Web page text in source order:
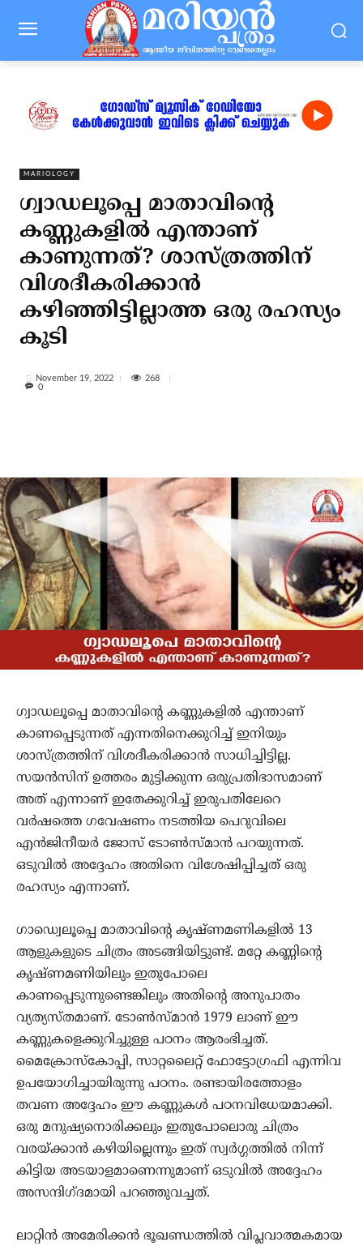
MARIOLOGY
ഗ്വാഡലൂപ്പെ മാതാവിന്റെ
കണ്ണുകളില്‍ എന്താണ്
കാണുന്നത്? ശാസ്ത്രത്തിന്
വിശദീകരിക്കാന്‍
കഴിഞ്ഞിട്ടില്ലാത്ത ഒരു രഹസ്യം
കൂടി
November 19, 2022
268
0
ഗ്വാഡലൂപ്പെ മാതാവിന്റെ കണ്ണുകളില്‍ എന്താണ്
കാണപ്പെടുന്നത് എന്നതിനെക്കുറിച്ച് ഇനിയും
ശാസ്ത്രത്തിന് വിശദീകരിക്കാന്‍ സാധിച്ചിട്ടില്ല.
സയന്‍സിന് ഉത്തരം മുട്ടിക്കുന്ന ഒരുപ്രതിഭാസമാണ്
അത് എന്നാണ് ഇതേക്കുറിച്ച് ഇരുപതിലേറെ
വര്‍ഷത്തെ ഗവേഷണം നടത്തിയ പെറുവിലെ
എന്‍ജിനീയര്‍ ജോസ് ടോണ്‍സ്മാന്‍ പറയുന്നത്.
ഒടുവില്‍ അദ്ദേഹം അതിനെ വിശേഷിപ്പിച്ചത് ഒരു
രഹസ്യം എന്നാണ്.
ഗാഡ്വെലൂപ്പെ മാതാവിന്റെ കൃഷ്ണമണികളില്‍ 13
ആളുകളുടെ ചിത്രം അടങ്ങിയിട്ടുണ്ട്. മറ്റേ കണ്ണിന്റെ
കൃഷ്ണമണിയിലും ഇതുപോലെ
കാണപ്പെടുന്നുണ്ടെങ്കിലും അതിന്റെ അനുപാതം
വ്യത്യസ്തമാണ്. ടോണ്‍സ്മാന്‍ 1979 ലാണ് ഈ
കണ്ണുകളെക്കുറിച്ചുള്ള പഠനം ആരംഭിച്ചത്.
മൈക്രോസ്‌കോപ്പി, സാറ്റലൈറ്റ് ഫോട്ടോഗ്രഫി എന്നിവ
ഉപയോഗിച്ചായിരുന്നു പഠനം. രണ്ടായിരത്തോളം
തവണ അദ്ദേഹം ഈ കണ്ണുകള്‍ പഠനവിധേയമാക്കി.
ഒരു മനുഷ്യനൊരിക്കലും ഇതുപോലൊരു ചിത്രം
വരയ്ക്കാന്‍ കഴിയില്ലെന്നും ഇത് സ്വര്‍ഗ്ഗത്തില്‍ നിന്ന്
കിട്ടിയ അടയാളമാണെന്നുമാണ് ഒടുവില്‍ അദ്ദേഹം
അസന്ദിഗ്ദമായി പറഞ്ഞുവച്ചത്.
ലാറ്റിന്‍ അമേരിക്കന്‍ ഭൂഖണ്ഡത്തില്‍ വിപ്ലവാത്മകമായ